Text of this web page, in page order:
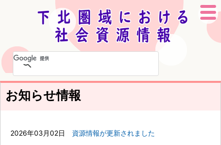
本
文
動お知らせ情報
2026年03月02日 資源情報が更新されました